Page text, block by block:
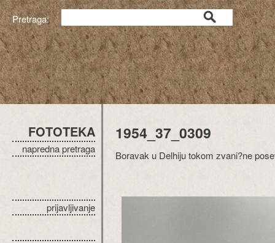
Pretraga:
FOTOTEKA
napredna pretraga
prijavljivanje
1954_37_0309
Boravak u Delhiju tokom zvani?ne